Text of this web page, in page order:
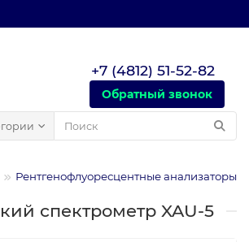
+7 (4812) 51-52-82
Обратный звонок
Рентгенофлуоресцентные анализаторы
спектрометр XAU-5